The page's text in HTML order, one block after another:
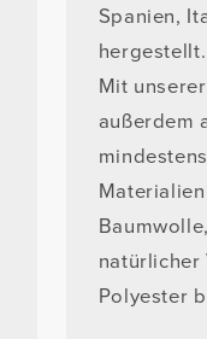
Spanien,
hergestellt.
Mit
außerdem
Polyester